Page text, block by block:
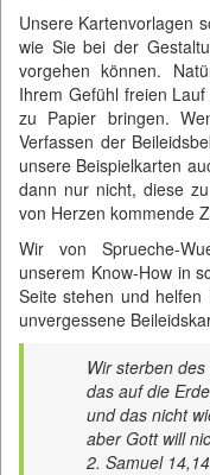
Unsere Kartenvorlagen
wie Sie bei der
vorgehen können.
Ihrem Gefühl freien
zu Papier bringen.
Verfassen der
unsere Beispielkarten
dann nur nicht, diese
von Herzen kommende
Wir von Sprueche-
unserem Know-How in
Seite stehen und
unvergessene
Wir sterben
das auf die
und das nicht
aber Gott will
2. Samuel 14,14